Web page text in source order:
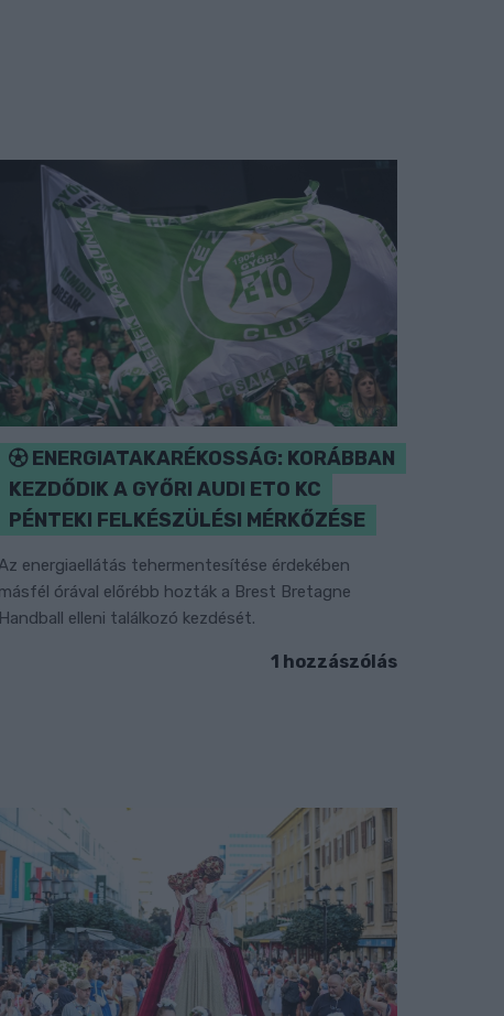
ENERGIATAKARÉKOSSÁG: KORÁBBAN
KEZDŐDIK A GYŐRI AUDI ETO KC
PÉNTEKI FELKÉSZÜLÉSI MÉRKŐZÉSE
energiaellátás tehermentesítése érdekében
másfél órával előrébb hozták a Brest Bretagne
Handball elleni találkozó kezdését.
1 hozzászólás